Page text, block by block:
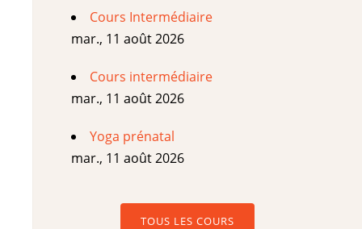
Cours Intermédiaire
mar., 11 août 2026
Cours intermédiaire
mar., 11 août 2026
Yoga prénatal
mar., 11 août 2026
TOUS LES COURS